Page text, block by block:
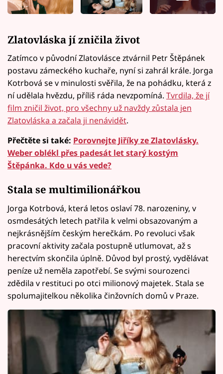
Zlatovláska jí zničila život
Zatímco v původní Zlatovlásce ztvárnil Petr Štěpánek
postavu zámeckého kuchaře, nyní si zahrál krále. Jorga
Kotrbová se v minulosti svěřila, že na pohádku, která z
ní udělala hvězdu, příliš ráda nevzpomíná. Tvrdila, že jí
film zničil život, pro všechny už navždy zůstala jen
Zlatovláska a začala ji nenávidět.
Přečtěte si také: Porovnejte Jiříky ze Zlatovlásky.
Weber oblékl přes padesát let starý kostým
Štěpánka. Kdo u vás vede?
Stala se multimilionářkou
Jorga Kotrbová, která letos oslaví 78. narozeniny, v
osmdesátých letech patřila k velmi obsazovaným a
nejkrásnějším českým herečkám. Po revoluci však
pracovní aktivity začala postupně utlumovat, až s
herectvím skončila úplně. Důvod byl prostý, vydělávat
peníze už neměla zapotřebí. Se svými sourozenci
zdědila v restituci po otci milionový majetek. Stala se
spolumajitelkou několika činžovních domů v Praze.